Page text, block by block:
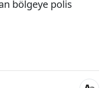
bölgeye polis